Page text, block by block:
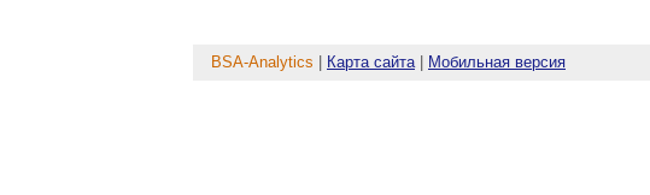
BSA-Analytics Карта сайта| Мобильная версия